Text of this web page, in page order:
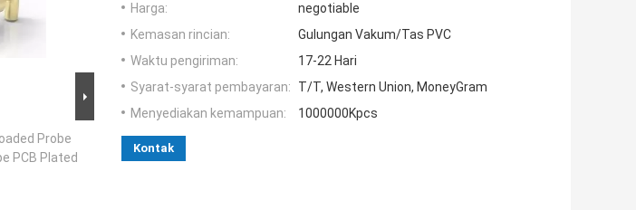
Probe
PCB Plated
Harga:
negotiable
Kemasan rincian:
Gulungan Vakum/Tas PVC
Waktu pengiriman:
17-22 Hari
Syarat-syarat pembayaran:
T/T, Western Union, MoneyGram
Menyediakan kemampuan:
1000000Kpcs
Kontak